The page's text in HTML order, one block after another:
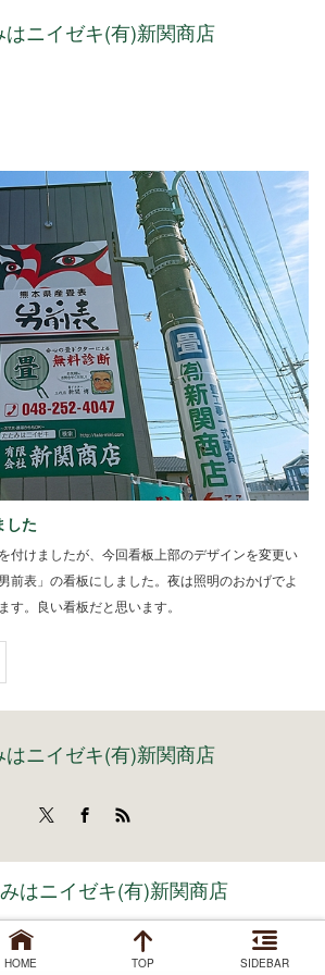
はニイゼキ(有)新関商店
した
付けましたが、今回看板上部のデザインを変更い
前表」の看板にしました。夜は照明のおかげでよ
す。良い看板だと思います。
はニイゼキ(有)新関商店
HOME TOP SIDEBAR
はニイゼキ(有)新関商店